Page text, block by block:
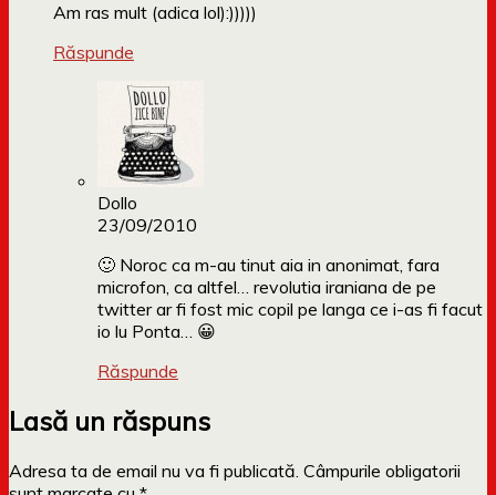
Am ras mult (adica lol):)))))
Răspunde
Dollo
23/09/2010
🙂 Noroc ca m-au tinut aia in anonimat, fara
microfon, ca altfel… revolutia iraniana de pe
twitter ar fi fost mic copil pe langa ce i-as fi facut
io lu Ponta… 😀
Răspunde
Lasă un răspuns
Adresa ta de email nu va fi publicată. Câmpurile obligatorii